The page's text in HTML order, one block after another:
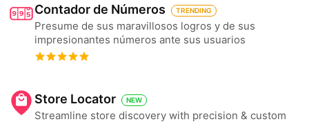
Contador de Números TRENDING
Presume de sus maravillosos logros y de sus
impresionantes números ante sus usuarios
Store Locator NEW
Streamline store discovery with precision & custom